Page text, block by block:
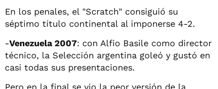
En los penales, el "Scratch" consiguió su
séptimo título continental al imponerse 4-2.
-Venezuela 2007: con Alfio Basile como director
técnico, la Selección argentina goleó y gustó en
casi todas sus presentaciones.
Pero en la final se vio la peor versión de la